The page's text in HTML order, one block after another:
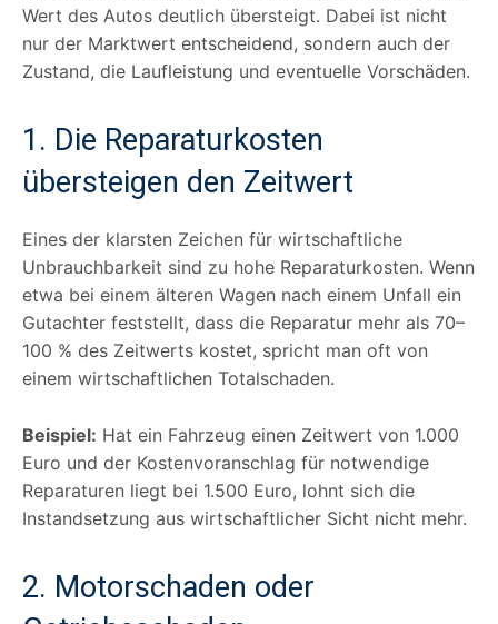
Wert des Autos deutlich übersteigt. Dabei ist nicht
nur der Marktwert entscheidend, sondern auch der
Zustand, die Laufleistung und eventuelle Vorschäden.
1. Die Reparaturkosten
übersteigen den Zeitwert
Eines der klarsten Zeichen für wirtschaftliche
Unbrauchbarkeit sind zu hohe Reparaturkosten. Wenn
etwa bei einem älteren Wagen nach einem Unfall ein
Gutachter feststellt, dass die Reparatur mehr als 70–
100 % des Zeitwerts kostet, spricht man oft von
einem wirtschaftlichen Totalschaden.
Beispiel: Hat ein Fahrzeug einen Zeitwert von 1.000
Euro und der Kostenvoranschlag für notwendige
Reparaturen liegt bei 1.500 Euro, lohnt sich die
Instandsetzung aus wirtschaftlicher Sicht nicht mehr.
2. Motorschaden oder